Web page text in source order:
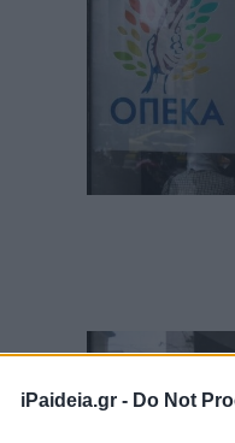
iPaideia.gr - Do Not